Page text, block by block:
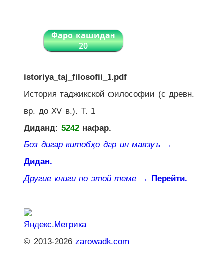
Фаро кашидан
20
istoriya_taj_filosofii_1.pdf
История таджикской философии (с древн.
вр. до XV в.). Т. 1
Диданд: 5242нафар.
Боз дигар китобҳо дар ин мавзуъ →
Дидан.
Другие книги по этой теме → Перейти.
© 2013-2026zarowadk.com